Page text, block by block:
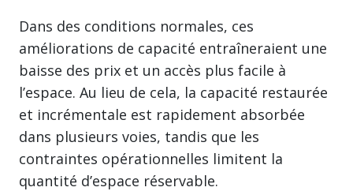
Dans des conditions normales, ces
améliorations de capacité entraîneraient une
baisse des prix et un accès plus facile à
l’espace. Au lieu de cela, la capacité restaurée
et incrémentale est rapidement absorbée
dans plusieurs voies, tandis que les
contraintes opérationnelles limitent la
quantité d’espace réservable.